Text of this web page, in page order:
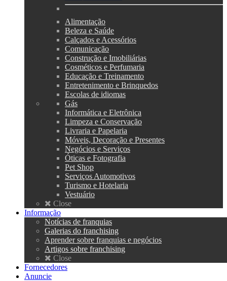
Alimentação
Beleza e Saúde
Calçados e Acessórios
Comunicação
Construção e Imobiliárias
Cosméticos e Perfumaria
Educação e Treinamento
Entretenimento e Brinquedos
Escolas de idiomas
Gás
Informática e Eletrônica
Limpeza e Conservação
Livraria e Papelaria
Móveis, Decoração e Presentes
Negócios e Serviços
Óticas e Fotografia
Pet Shop
Serviços Automotivos
Turismo e Hotelaria
Vestuário
Close
Informação
Notícias de franquias
Galerias do franchising
Aprender sobre franquias e negócios
Artigos sobre franchising
Close
Fornecedores
Anuncie